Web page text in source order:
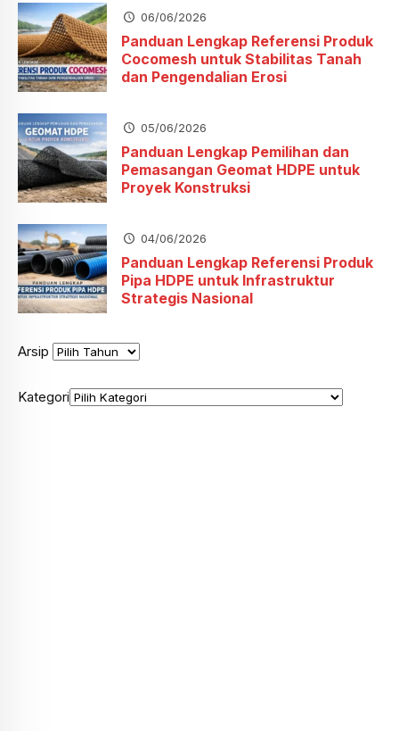
06/06/2026
Panduan Lengkap Referensi Produk
Cocomesh untuk Stabilitas Tanah
dan Pengendalian Erosi
05/06/2026
Panduan Lengkap Pemilihan dan
Pemasangan Geomat HDPE untuk
Proyek Konstruksi
04/06/2026
Panduan Lengkap Referensi Produk
Pipa HDPE untuk Infrastruktur
Strategis Nasional
Arsip
Kategori